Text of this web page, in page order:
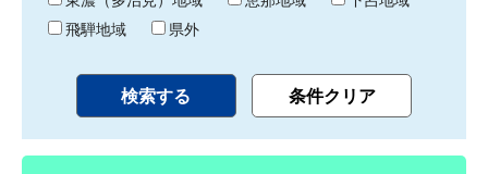
飛騨地域
県外